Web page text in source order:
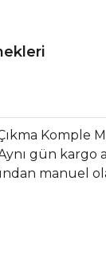
Komple
gün kargo
manuel